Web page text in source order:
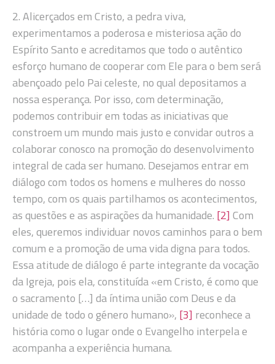
2. Alicerçados em Cristo, a pedra viva,
experimentamos a poderosa e misteriosa ação do
Espírito Santo e acreditamos que todo o autêntico
esforço humano de cooperar com Ele para o bem será
abençoado pelo Pai celeste, no qual depositamos a
nossa esperança. Por isso, com determinação,
podemos contribuir em todas as iniciativas que
constroem um mundo mais justo e convidar outros a
colaborar conosco na promoção do desenvolvimento
integral de cada ser humano. Desejamos entrar em
diálogo com todos os homens e mulheres do nosso
tempo, com os quais partilhamos os acontecimentos,
as questões e as aspirações da humanidade. [2] Com
eles, queremos individuar novos caminhos para o bem
comum e a promoção de uma vida digna para todos.
Essa atitude de diálogo é parte integrante da vocação
da Igreja, pois ela, constituída «em Cristo, é como que
o sacramento […] da íntima união com Deus e da
unidade de todo o género humano», [3] reconhece a
história como o lugar onde o Evangelho interpela e
acompanha a experiência humana.